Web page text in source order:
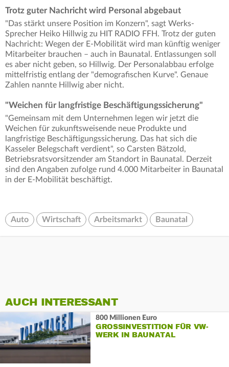
Trotz guter Nachricht wird Personal abgebaut
"Das stärkt unsere Position im Konzern", sagt Werks-
Sprecher Heiko Hillwig zu HIT RADIO FFH. Trotz der guten
Nachricht: Wegen der E-Mobilität wird man künftig weniger
Mitarbeiter brauchen – auch in Baunatal. Entlassungen soll
es aber nicht geben, so Hillwig. Der Personalabbau erfolge
mittelfristig entlang der "demografischen Kurve". Genaue
Zahlen nannte Hillwig aber nicht.
"Weichen für langfristige Beschäftigungssicherung"
"Gemeinsam mit dem Unternehmen legen wir jetzt die
Weichen für zukunftsweisende neue Produkte und
langfristige Beschäftigungssicherung. Das hat sich die
Kasseler Belegschaft verdient", so Carsten Bätzold,
Betriebsratsvorsitzender am Standort in Baunatal. Derzeit
sind den Angaben zufolge rund 4.000 Mitarbeiter in Baunatal
in der E-Mobilität beschäftigt.
Auto Wirtschaft Arbeitsmarkt Baunatal
AUCH INTERESSANT
800 Millionen Euro
GROSSINVESTITION FÜR VW-W
ERK IN BAUNATAL